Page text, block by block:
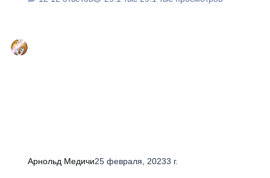
Арнольд Медичи25 февраля, 20233 г.